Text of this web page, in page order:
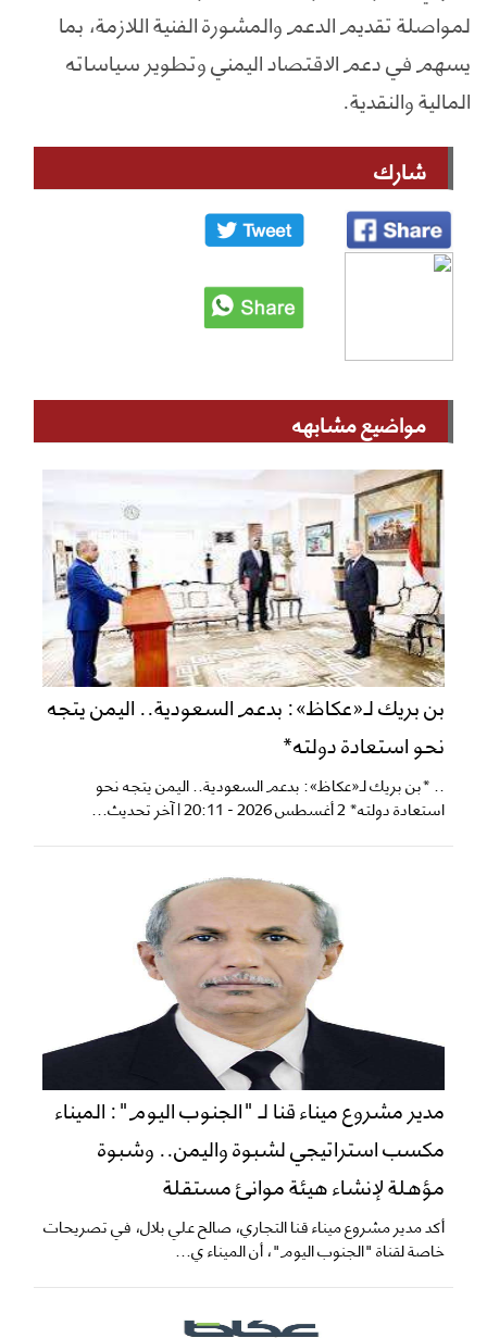
لمواصلة تقديم الدعم والمشورة الفنية اللازمة، بما
يسهم في دعم الاقتصاد اليمني وتطوير سياساته
المالية والنقدية.
شارك
مواضيع مشابهه
بن بريك لـ«عكاظ»: بدعم السعودية.. اليمن يتجه
نحو استعادة دولته*
.. *بن بريك لـ«عكاظ»: بدعم السعودية.. اليمن يتجه نحو
استعادة دولته* 2 أغسطس 2026 - 20:11 | آخر تحديث...
​مدير مشروع ميناء قنا لـ "الجنوب اليوم": الميناء
مكسب استراتيجي لشبوة واليمن.. وشبوة
مؤهلة لإنشاء هيئة موانئ مستقلة
​أكد مدير مشروع ميناء قنا التجاري، صالح علي بلال، في تصريحات
خاصة لقناة "الجنوب اليوم"، أن الميناء ي...